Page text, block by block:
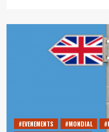
sur
Frontière
Irlandaise
#EVENEMENTS #MONDIAL